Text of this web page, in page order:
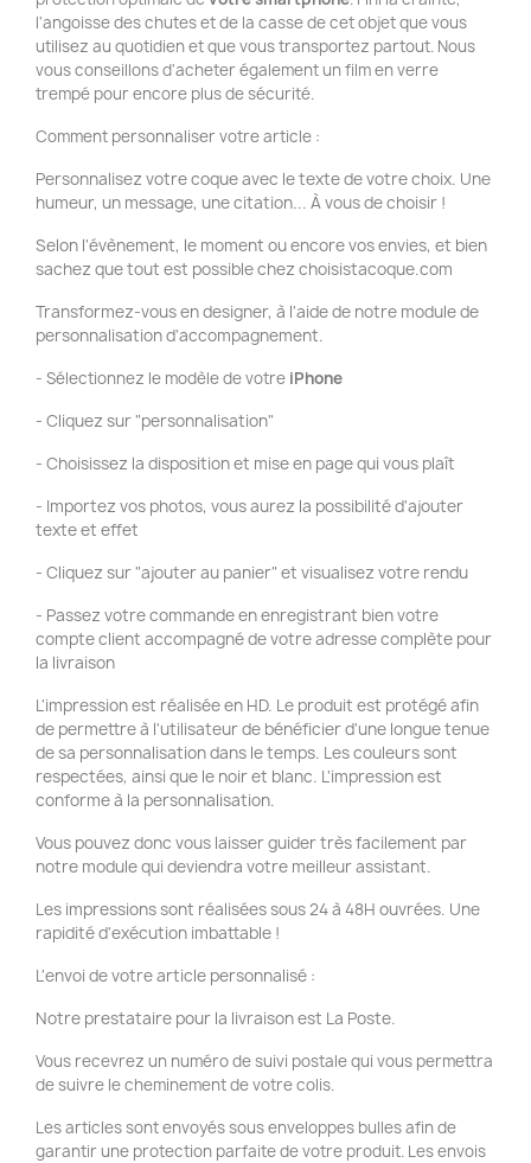
l'angoisse des chutes et de la casse de cet objet que vous
utilisez au quotidien et que vous transportez partout. Nous
vous conseillons d'acheter également un film en verre
trempé pour encore plus de sécurité.
Comment personnaliser votre article :
Personnalisez votre coque avec le texte de votre choix. Une
humeur, un message, une citation... À vous de choisir !
Selon l'évènement, le moment ou encore vos envies, et bien
sachez que tout est possible chez choisistacoque.com
Transformez-vous en designer, à l'aide de notre module de
personnalisation d'accompagnement.
- Sélectionnez le modèle de votre iPhone
- Cliquez sur "personnalisation"
- Choisissez la disposition et mise en page qui vous plaît
- Importez vos photos, vous aurez la possibilité d'ajouter
texte et effet
- Cliquez sur "ajouter au panier" et visualisez votre rendu
- Passez votre commande en enregistrant bien votre
compte client accompagné de votre adresse complète pour
la livraison
L'impression est réalisée en HD. Le produit est protégé afin
de permettre à l'utilisateur de bénéficier d'une longue tenue
de sa personnalisation dans le temps. Les couleurs sont
respectées, ainsi que le noir et blanc. L'impression est
conforme à la personnalisation.
Vous pouvez donc vous laisser guider très facilement par
notre module qui deviendra votre meilleur assistant.
Les impressions sont réalisées sous 24 à 48H ouvrées. Une
rapidité d'exécution imbattable !
L'envoi de votre article personnalisé :
Notre prestataire pour la livraison est La Poste.
Vous recevrez un numéro de suivi postale qui vous permettra
de suivre le cheminement de votre colis.
Les articles sont envoyés sous enveloppes bulles afin de
garantir une protection parfaite de votre produit. Les envois